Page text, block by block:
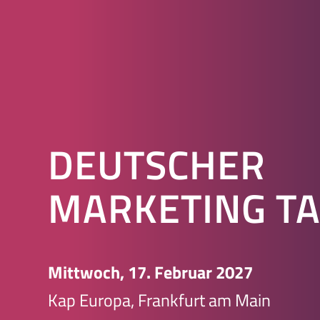
DEUTSCHER
MARKETING
Mittwoch, 17. Februar 2027
Kap Europa, Frankfurt am Main